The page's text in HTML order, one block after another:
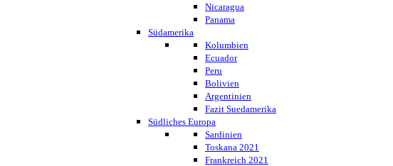
Nicaragua
Panama
Südamerika
Kolumbien
Ecuador
Peru
Bolivien
Argentinien
Fazit Suedamerika
Südliches Europa
Sardinien
Toskana 2021
Frankreich 2021